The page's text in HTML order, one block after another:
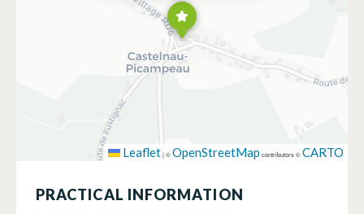
Leaflet|©OpenStreetMap contributors ©CARTO
PRACTICAL INFORMATION